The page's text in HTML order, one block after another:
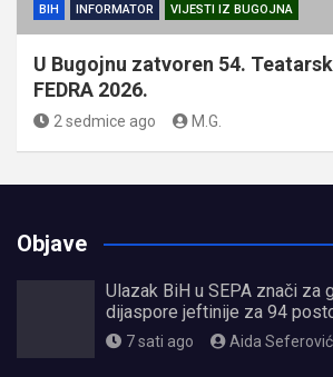
BIH INFORMATOR VIJESTI IZ BUGOJNA
U Bugojnu zatvoren 54.
FEDRA 2026.
2 sedmice ago M.G.
Objave
Ulazak BiH u SEPA znači za
dijaspore jeftinije za 94
7 sati ago Aida Seferović